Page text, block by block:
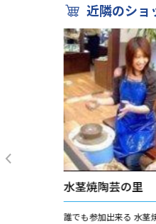
近隣のショ
水茎焼陶芸の里
誰でも参加出来る 水茎